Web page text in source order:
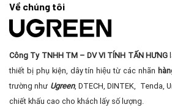
Về chúng tôi
Công Ty TNHH TM – DV VI TÍNH TẤN HƯNG
thiết bị phụ kiện, dây tín hiệu từ các nhãn
trường như Ugreen, DTECH, DINTEK, Tenda,
chiết khấu cao cho khách lấy số lượng.